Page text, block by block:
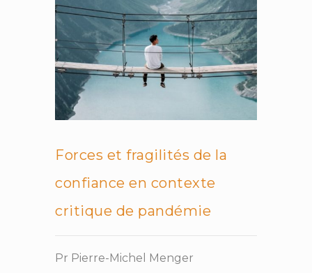
Forces et fragilités de la
confiance en contexte
critique de pandémie
Pr Pierre-Michel Menger